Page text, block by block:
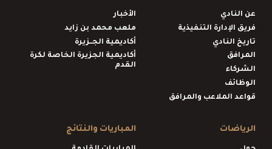
عن النادي
فريق الإدارة التنفيذية
تاريخ النادي
المرافق
الشركاء
الوظائف
قواعد الملاعب والمرافق
الأخبار
ملعب محمد بن زايد
أكاديمية الجــزيرة
أكاديمية الجزيرة الخاصة لكرة
القدم
الرياضات المباريات والنتائج